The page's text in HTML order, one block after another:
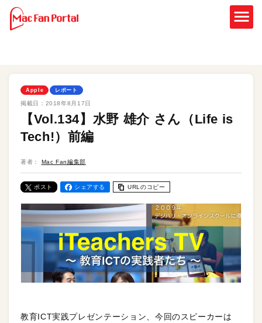
Apple レポート
掲載日： 2018年8月17日
【Vol.134】水野 雄介 さん（Life is
Tech!）前編
著者： Mac Fan編集部
ポスト シェアする URLのコピー
教育ICT実践プレゼンテーション、今回のスピーカーは